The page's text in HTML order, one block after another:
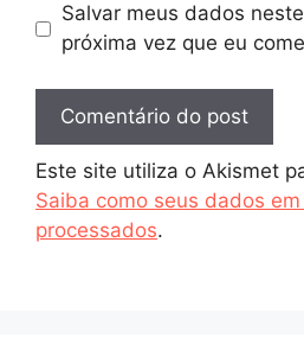
Salvar meus dados
próxima vez que eu
Este site utiliza o Akismet
Saiba como seus dados
processados.